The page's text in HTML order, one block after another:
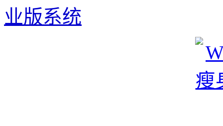
业版系统